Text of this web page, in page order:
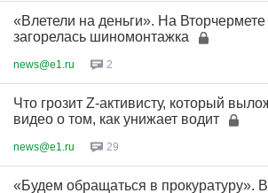
«Влетели на деньги». На Вторчермете
загорелась шиномонтажка
news@e1.ru 2
Что грозит Z-активисту, который
видео о том, как унижает водит
news@e1.ru 29
«Будем обращаться в прокуратуру». В